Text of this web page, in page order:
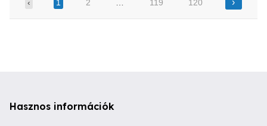
‹ 1 2 119 120 ›
Hasznos információk